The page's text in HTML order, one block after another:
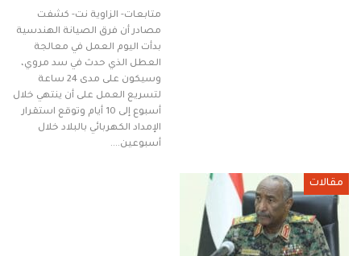
متابعات- الزاوية نت- كشفت
مصادر أن فرق الصيانة الهندسية
بدأت اليوم العمل في معالجة
العطل الذي حدث في سد مروي،
وسيكون على مدى 24 ساعة
لتسريع العمل على أن ينتهي خلال
أسبوع إلى 10 أيام وتوقع استقرار
الإمداد الكهربائي بالبلاد خلال
أسبوعين.…
مقالات